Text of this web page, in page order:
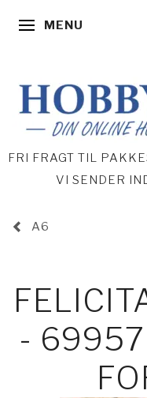
SKIFTE
MENU
FRI FRAGT TIL
VI SENDER
A6
- 69957